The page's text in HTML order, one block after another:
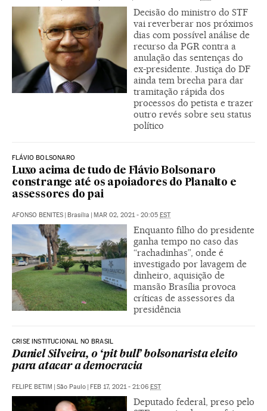
Decisão do ministro do STF
vai reverberar nos próximos
dias com possível análise de
recurso da PGR contra a
anulação das sentenças do
ex-presidente. Justiça do DF
ainda tem brecha para dar
tramitação rápida dos
processos do petista e trazer
outro revés sobre seu status
político
FLÁVIO BOLSONARO
Luxo acima de tudo de Flávio Bolsonaro
constrange até os apoiadores do Planalto e
assessores do pai
AFONSO BENITES Brasília MAR 02, 2021 - 20:05 EST
Enquanto filho do presidente
ganha tempo no caso das
“rachadinhas”, onde é
investigado por lavagem de
dinheiro, aquisição de
mansão Brasília provoca
críticas de assessores da
presidência
CRISE INSTITUCIONAL NO BRASIL
Daniel Silveira, o ‘pit bull’ bolsonarista eleito
para atacar a democracia
FELIPE BETIM São Paulo FEB 17, 2021 - 21:06 EST
Deputado federal, preso pelo